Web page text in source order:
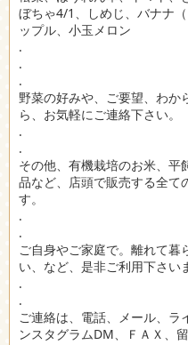
ぼちゃ4/1、しめじ、バナナ
ップル、小玉メロン
.
.
.
野菜の好みや、ご要望、わか
ら、お気軽にご連絡下さい。
.
.
その他、有機栽培のお米、平
品など、店頭で販売する全て
す。
.
.
ご自身やご家庭で。離れて暮
い、など、是非ご利用下さい
.
.
ご連絡は、電話、メール、
ンスタグラムDM、ＦＡＸ、